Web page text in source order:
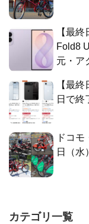
【最
Fold8
元・ア
【最
日で終
ドコ
日（水
カテゴリ一覧